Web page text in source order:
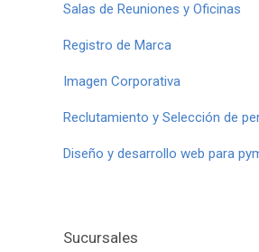
Salas de Reuniones y Oficinas
Registro de Marca
Imagen Corporativa
Reclutamiento y Selección de
Diseño y desarrollo web para
Sucursales